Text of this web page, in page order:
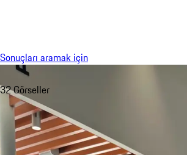
Sonuçları aramak için
32 Görseller